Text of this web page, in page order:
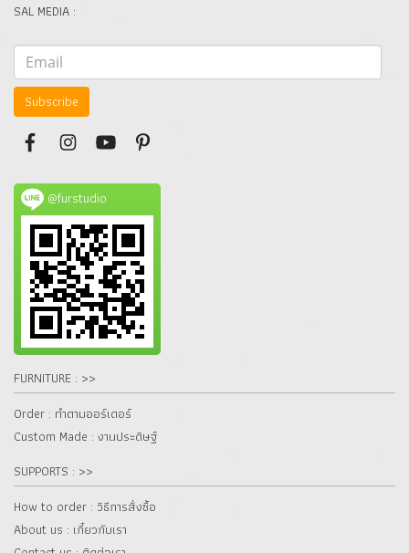
SAL MEDIA :
Subscribe
@furstudio
FURNITURE : >>
Order : ทำตามออร์เดอร์
Custom Made : งานประดิษฐ์
SUPPORTS : >>
How to order : วิธีการสั่งซื้อ
About us : เกี๋ยวกับเรา